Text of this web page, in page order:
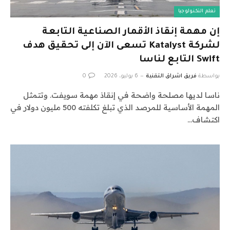
تعلم التكنولوجيا
إن مهمة إنقاذ الأقمار الصناعية التابعة
لشركة Katalyst تسعى الآن إلى تحقيق هدف
Swift التابع لناسا
بواسطة فريق اشراق التقنية 6 يوليو، 2026 0
ناسا لديها مصلحة واضحة في إنقاذ مهمة سويفت. وتتمثل
المهمة الأساسية للمرصد الذي تبلغ تكلفته 500 مليون دولار في
اكتشاف…